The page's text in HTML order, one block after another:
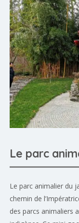
Le parc
Le parc animalier du
chemin de
des parcs animaliers